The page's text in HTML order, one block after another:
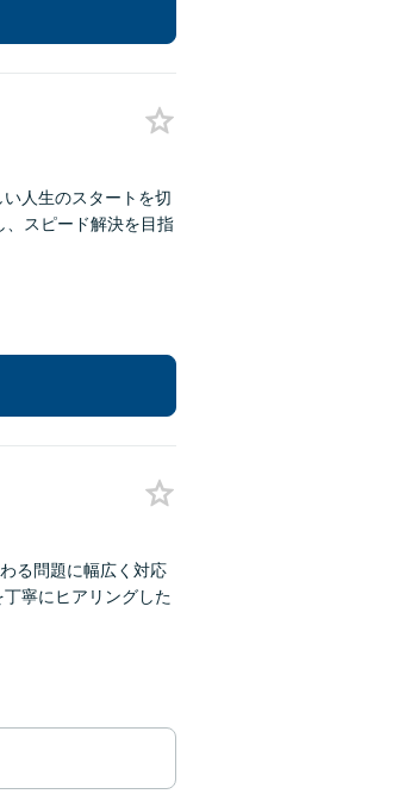
人生のスタートを切
、スピード解決を目指
る問題に幅広く対応
寧にヒアリングした